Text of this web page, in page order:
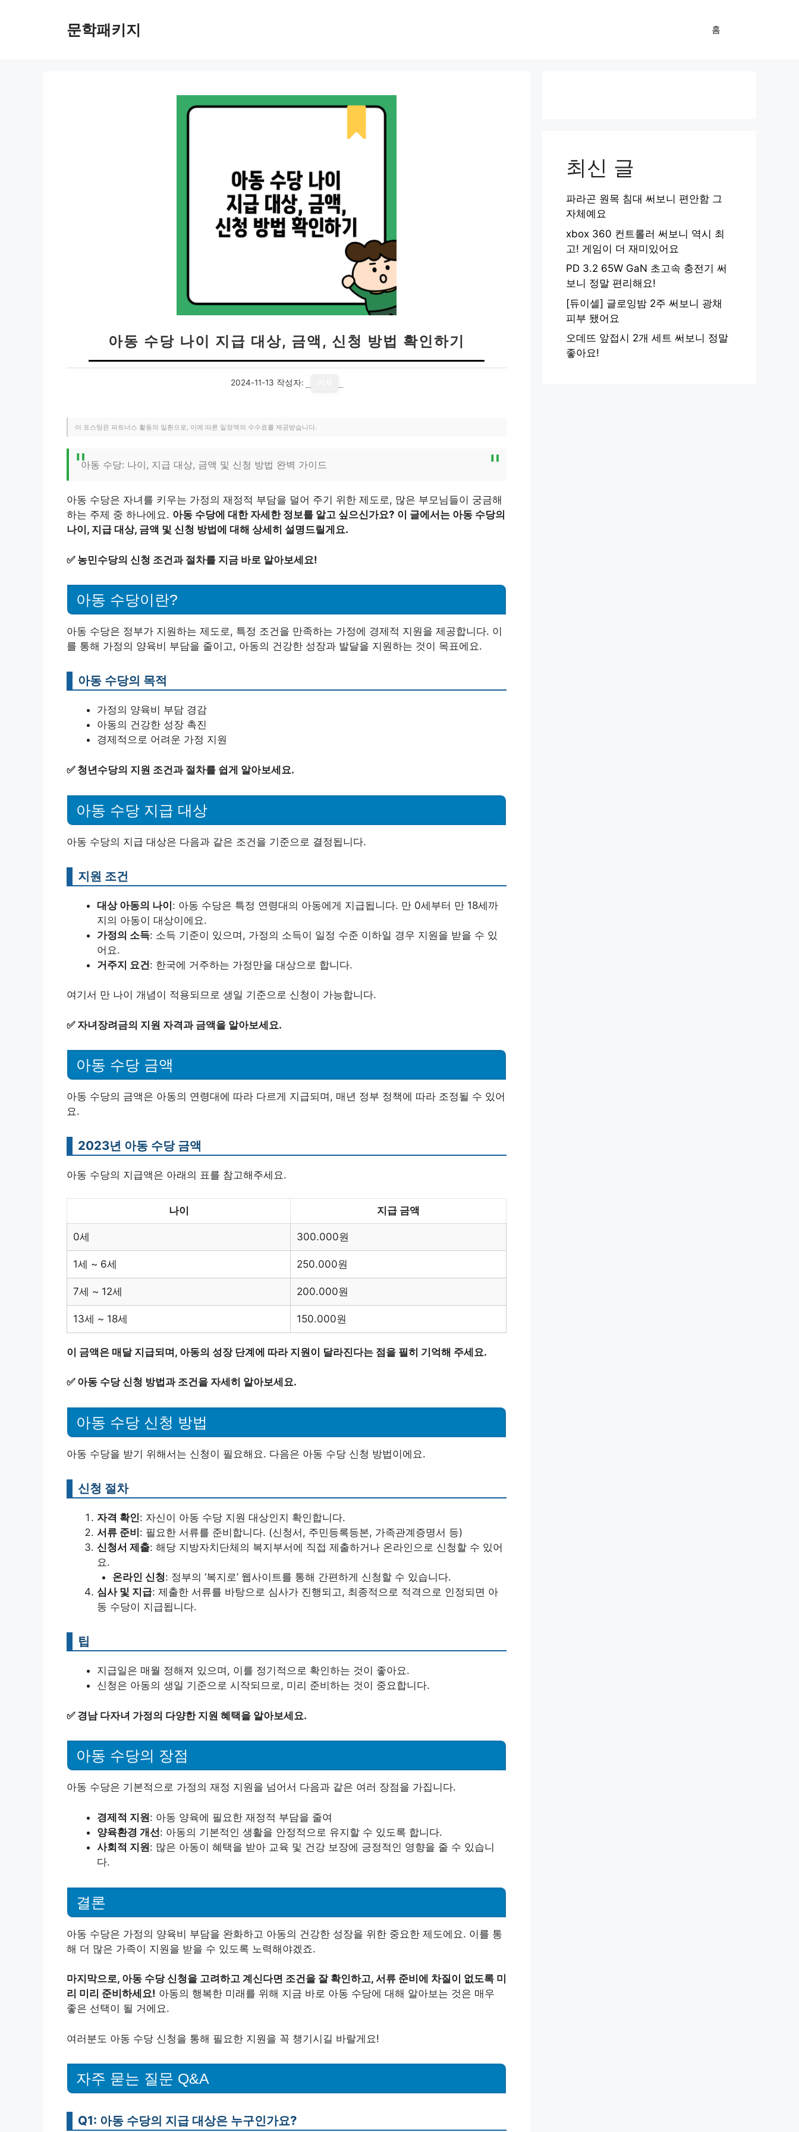
문학패키지 홈
아동 수당 나이 지급 대상, 금액, 신청 방법 확인하기
2024-11-13 작성자:
이 포스팅은 파트너스 활동의 일환으로, 이에 따른 일정액의 수수료를 제공받습니다.
아동 수당: 나이, 지급 대상, 금액 및 신청 방법 완벽 가이드
아동 수당은 자녀를 키우는 가정의 재정적 부담을 덜어 주기 위한 제도로, 많은 부모님들이 궁금해
하는 주제 중 하나에요. 아동 수당에 대한 자세한 정보를 알고 싶으신가요? 이 글에서는 아동 수당의
나이, 지급 대상, 금액 및 신청 방법에 대해 상세히 설명드릴게요.
✅ 농민수당의 신청 조건과 절차를 지금 바로 알아보세요!
아동 수당이란?
아동 수당은 정부가 지원하는 제도로, 특정 조건을 만족하는 가정에 경제적 지원을 제공합니다. 이
를 통해 가정의 양육비 부담을 줄이고, 아동의 건강한 성장과 발달을 지원하는 것이 목표에요.
아동 수당의 목적
가정의 양육비 부담 경감
아동의 건강한 성장 촉진
경제적으로 어려운 가정 지원
✅ 청년수당의 지원 조건과 절차를 쉽게 알아보세요.
아동 수당 지급 대상
아동 수당의 지급 대상은 다음과 같은 조건을 기준으로 결정됩니다.
지원 조건
대상 아동의 나이: 아동 수당은 특정 연령대의 아동에게 지급됩니다. 만 0세부터 만 18세까
지의 아동이 대상이에요.
가정의 소득: 소득 기준이 있으며, 가정의 소득이 일정 수준 이하일 경우 지원을 받을 수 있
어요.
거주지 요건: 한국에 거주하는 가정만을 대상으로 합니다.
여기서 만 나이 개념이 적용되므로 생일 기준으로 신청이 가능합니다.
✅ 자녀장려금의 지원 자격과 금액을 알아보세요.
아동 수당 금액
아동 수당의 금액은 아동의 연령대에 따라 다르게 지급되며, 매년 정부 정책에 따라 조정될 수 있어
요.
2023년 아동 수당 금액
아동 수당의 지급액은 아래의 표를 참고해주세요.
나이 지급 금액
0세 300.000원
1세 ~ 6세 250.000원
7세 ~ 12세 200.000원
13세 ~ 18세 150.000원
이 금액은 매달 지급되며, 아동의 성장 단계에 따라 지원이 달라진다는 점을 필히 기억해 주세요.
✅ 아동 수당 신청 방법과 조건을 자세히 알아보세요.
아동 수당 신청 방법
아동 수당을 받기 위해서는 신청이 필요해요. 다음은 아동 수당 신청 방법이에요.
신청 절차
자격 확인: 자신이 아동 수당 지원 대상인지 확인합니다.
서류 준비 : 필요한 서류를 준비합니다. (신청서, 주민등록등본, 가족관계증명서 등)
신청서 제출: 해당 지방자치단체의 복지부서에 직접 제출하거나 온라인으로 신청할 수 있어
요.
온라인 신청: 정부의 ‘복지로’ 웹사이트를 통해 간편하게 신청할 수 있습니다.
심사 및 지급: 제출한 서류를 바탕으로 심사가 진행되고, 최종적으로 적격으로 인정되면 아
동 수당이 지급됩니다.
팁
지급일은 매월 정해져 있으며, 이를 정기적으로 확인하는 것이 좋아요.
신청은 아동의 생일 기준으로 시작되므로, 미리 준비하는 것이 중요합니다.
✅ 경남 다자녀 가정의 다양한 지원 혜택을 알아보세요.
아동 수당의 장점
아동 수당은 기본적으로 가정의 재정 지원을 넘어서 다음과 같은 여러 장점을 가집니다.
경제적 지원: 아동 양육에 필요한 재정적 부담을 줄여
양육환경 개선: 아동의 기본적인 생활을 안정적으로 유지할 수 있도록 합니다.
사회적 지원: 많은 아동이 혜택을 받아 교육 및 건강 보장에 긍정적인 영향을 줄 수 있습니
다.
결론
아동 수당은 가정의 양육비 부담을 완화하고 아동의 건강한 성장을 위한 중요한 제도에요. 이를 통
해 더 많은 가족이 지원을 받을 수 있도록 노력해야겠죠.
마지막으로, 아동 수당 신청을 고려하고 계신다면 조건을 잘 확인하고, 서류 준비에 차질이 없도록 미
리 미리 준비하세요! 아동의 행복한 미래를 위해 지금 바로 아동 수당에 대해 알아보는 것은 매우
좋은 선택이 될 거에요.
여러분도 아동 수당 신청을 통해 필요한 지원을 꼭 챙기시길 바랄게요!
자주 묻는 질문 Q&A
Q1: 아동 수당의 지급 대상은 누구인가요?
최신 글
파라곤 원목 침대 써보니 편안함 그
자체예요
xbox 360 컨트롤러 써보니 역시 최
고! 게임이 더 재미있어요
PD 3.2 65W GaN 초고속 충전기 써
보니 정말 편리해요!
[듀이셀] 글로잉밤 2주 써보니 광채
피부 됐어요
오데뜨 앞접시 2개 세트 써보니 정말
좋아요!